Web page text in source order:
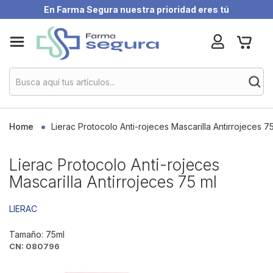
En Farma Segura nuestra prioridad eres tú
to
Content
My
Home Lierac Protocolo Anti-rojeces Mascarilla Antirrojeces
Lierac Protocolo Anti-rojeces
Mascarilla Antirrojeces 75 ml
LIERAC
Tamaño: 75ml
CN: 080796